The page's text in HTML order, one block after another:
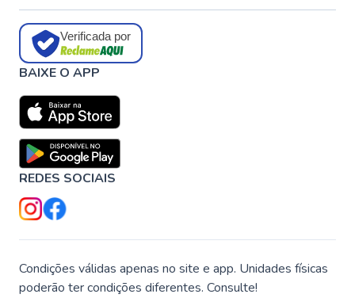
Verificada por
BAIXE O APP
REDES SOCIAIS
Condições válidas apenas no site e app. Unidades físicas
poderão ter condições diferentes. Consulte!